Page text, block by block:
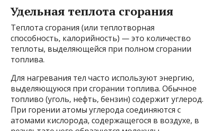
Удельная теплота сгорания
Теплота сгорания (или теплотворная
способность, калорийность) — это количество
теплоты, выделяющейся при полном сгорании
топлива.
Для нагревания тел часто используют энергию,
выделяющуюся при сгорании топлива. Обычное
топливо (уголь, нефть, бензин) содержит углерод.
При горении атомы углерода соединяются с
атомами кислорода, содержащегося в воздухе, в